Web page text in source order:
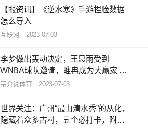
【报资讯】《逆水寒》手游捏脸数据
怎么导入
互联网 2023-07-03
李梦做出轰动决定，王思雨受到
WNBA球队邀请，睢冉成为大赢家 天
天资讯
宗介说体育 2023-07-03
世界关注：广州“最山清水秀”的从化，
隐藏着众多古村，五个必打卡，附攻